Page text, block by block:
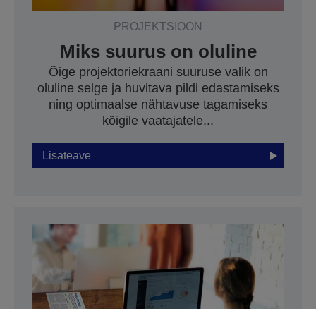
PROJEKTSIOON
Miks suurus on oluline
Õige projektoriekraani suuruse valik on
oluline selge ja huvitava pildi edastamiseks
ning optimaalse nähtavuse tagamiseks
kõigile vaatajatele...
Lisateave